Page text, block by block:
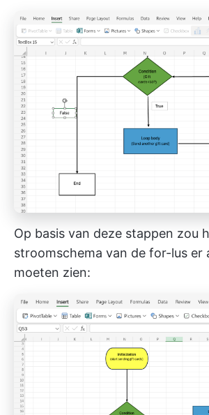
Op basis van deze stappen zou
stroomschema van de for-lus er
moeten zien: